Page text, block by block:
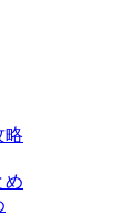
略
め